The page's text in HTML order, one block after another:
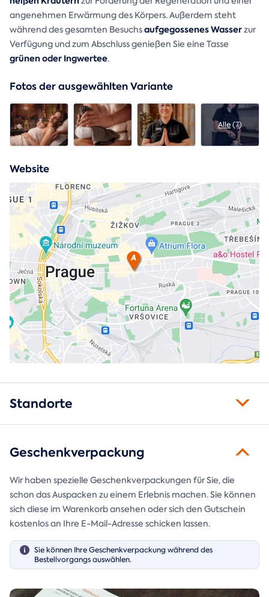
angenehmen Erwärmung des Körpers. Außerdem steht
während des gesamten Besuchsaufgegossenes Wasserzur
Verfügung und zum Abschluss genießen Sie eine Tasse
grünen oder Ingwertee.
Fotos der ausgewählten Variante
Alle(7)
Website
Standorte
Geschenkverpackung
Wir haben spezielle Geschenkverpackungen für Sie, die
schon das Auspacken zu einem Erlebnis machen. Sie können
sich diese im Warenkorb ansehen oder sich den Gutschein
kostenlos an Ihre E-Mail-Adresse schicken lassen.
Sie können Ihre Geschenkverpackung während des
Bestellvorgangs auswählen.